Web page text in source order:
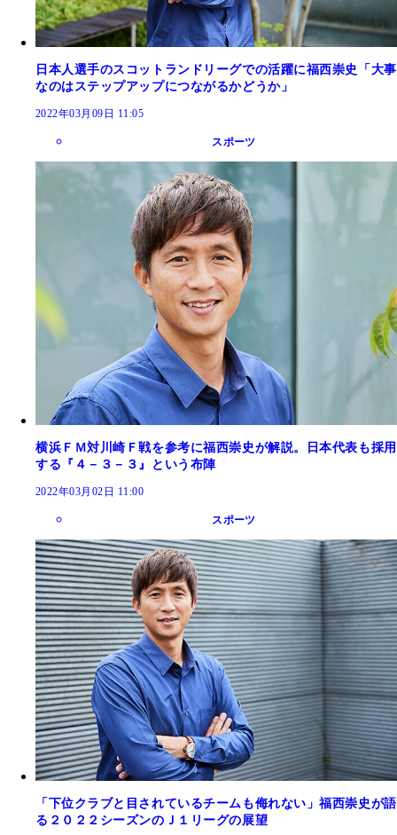
日本人選手のスコットランドリーグでの活躍に福西崇史「大事
なのはステップアップにつながるかどうか」
2022年03月09日 11:05
スポーツ
横浜ＦＭ対川崎Ｆ戦を参考に福西崇史が解説。日本代表も採用
する『４－３－３』という布陣
2022年03月02日 11:00
スポーツ
「下位クラブと目されているチームも侮れない」福西崇史が語
る２０２２シーズンのＪ１リーグの展望